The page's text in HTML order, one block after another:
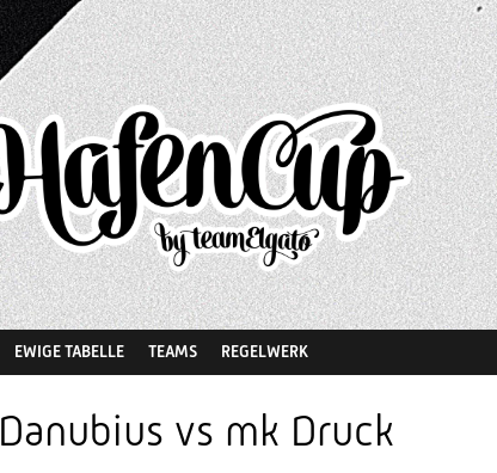
EWIGE TABELLE TEAMS REGELWERK
Danubius vs mk Druck